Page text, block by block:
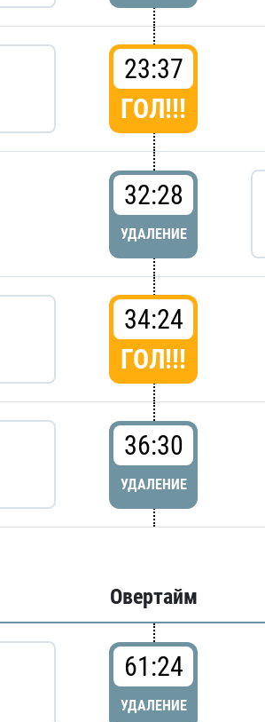
23:37
ГОЛ!!!
32:28
УДАЛЕНИЕ
34:24
ГОЛ!!!
36:30
УДАЛЕНИЕ
Овертайм
61:24
УДАЛЕНИЕ